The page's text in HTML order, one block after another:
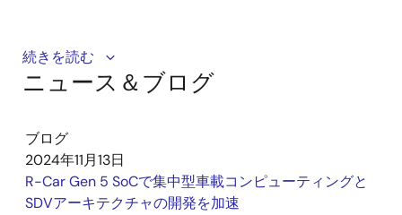
SVnet satisfies EU GSR and Euro NCAP5 star aiming at
ADAS L0-L2.
続きを読む
ニュース＆ブログ
ブログ
2024年11月13日
R-Car Gen 5 SoCで集中型車載コンピューティングと
SDVアーキテクチャの開発を加速